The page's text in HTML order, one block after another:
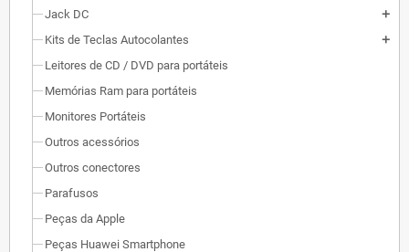
Jack DC
add
Kits de Teclas Autocolantes add
Leitores de CD / DVD para portáteis
Memórias Ram para portáteis
Monitores Portáteis
Outros acessórios
Outros conectores
Parafusos
Peças da Apple
Peças Huawei Smartphone